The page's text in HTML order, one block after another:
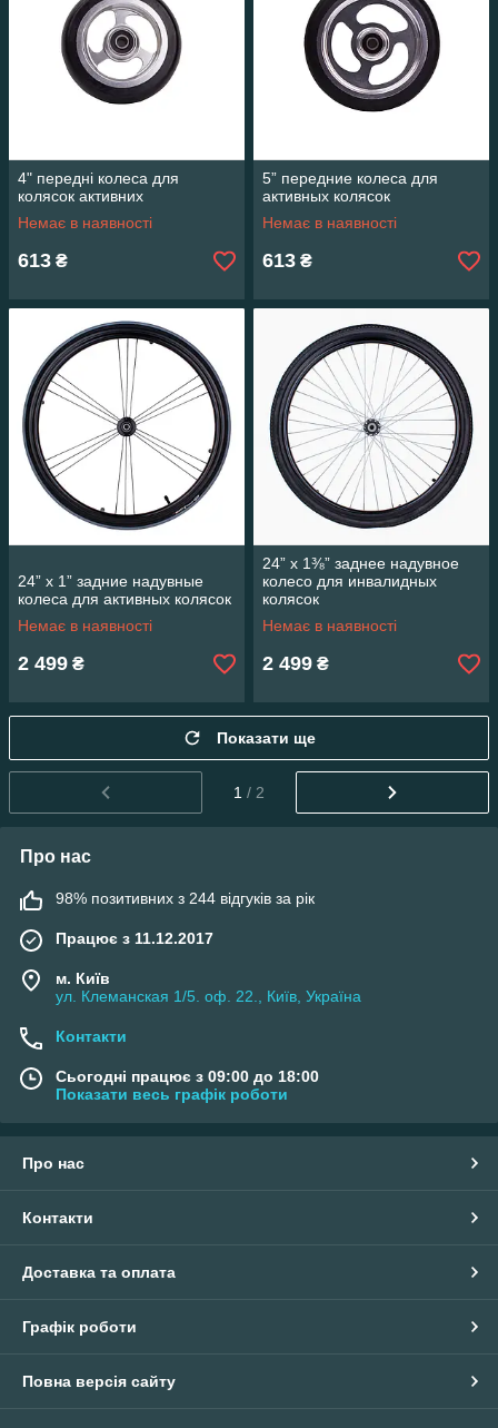
4" передні колеса для
колясок активних
Немає в наявності
613 ₴
5” передние колеса для
активных колясок
Немає в наявності
613 ₴
24” x 1” задние надувные
колеса для активных колясок
Немає в наявності
2 499 ₴
24” x 1⅜” заднее надувное
колесо для инвалидных
колясок
Немає в наявності
2 499 ₴
Показати ще
1 / 2
Про нас
98% позитивних з 244 відгуків за рік
Працює з 11.12.2017
м. Київ
ул. Клеманская 1/5. оф. 22., Київ, Україна
Контакти
Сьогодні працює з 09:00 до 18:00
Показати весь графік роботи
Про нас
Контакти
Доставка та оплата
Графік роботи
Повна версія сайту